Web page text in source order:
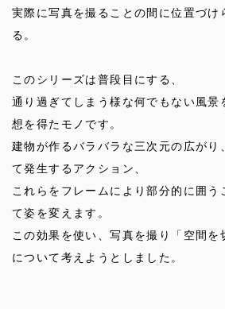
実際に写真を撮ることの間に位置づけ
る。
このシリーズは普段目にする、
通り過ぎてしまう様な何でもない風景
想を得たモノです。
建物が作るバラバラな三次元の広がり
て発生するアクション、
これらをフレームにより部分的に囲う
て姿を変えます。
この効果を使い、写真を撮り「空間を
について考えようとしました。